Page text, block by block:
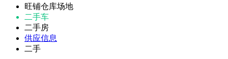
旺铺仓库场地
二手车
二手房
供应信息
二手